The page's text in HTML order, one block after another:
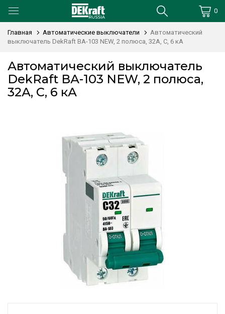
0
Главная Автоматические выключатели
Автоматический
выключатель DekRaft ВА-103 NEW, 2 полюса, 32А, С, 6 кА
Автоматический выключатель
DekRaft ВА-103 NEW, 2 полюса,
32А, С, 6 кА